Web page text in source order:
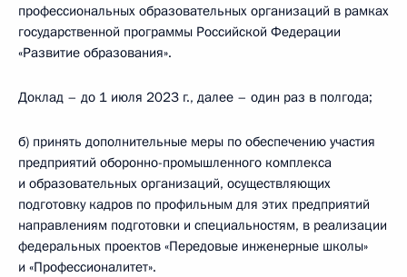
профессиональных образовательных организаций в рамках
государственной программы Российской Федерации
«Развитие образования».
Доклад – до 1 июля 2023 г., далее – один раз в полгода;
б) принять дополнительные меры по обеспечению участия
предприятий оборонно-промышленного комплекса
и образовательных организаций, осуществляющих
подготовку кадров по профильным для этих предприятий
направлениям подготовки и специальностям, в реализации
федеральных проектов «Передовые инженерные школы»
и «Профессионалитет».